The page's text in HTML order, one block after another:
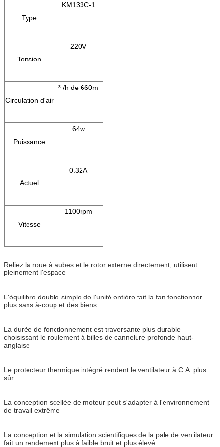
Type
KM133C-1
Tension
220V
Circulation d'air
³ /h de 660m
Puissance
64w
Actuel
0.32A
Vitesse
1100rpm
Reliez la roue à aubes et le rotor externe directement, utilisent
pleinement l'espace
L'équilibre double-simple de l'unité entière fait la fan fonctionner
plus sans à-coup et des biens
La durée de fonctionnement est traversante plus durable
choisissant le roulement à billes de cannelure profonde haut-
anglaise
Le protecteur thermique intégré rendent le ventilateur à C.A. plus
sûr
La conception scellée de moteur peut s'adapter à l'environnement
de travail extrême
La conception et la simulation scientifiques de la pale de ventilateur
fait un rendement plus à faible bruit et plus élevé